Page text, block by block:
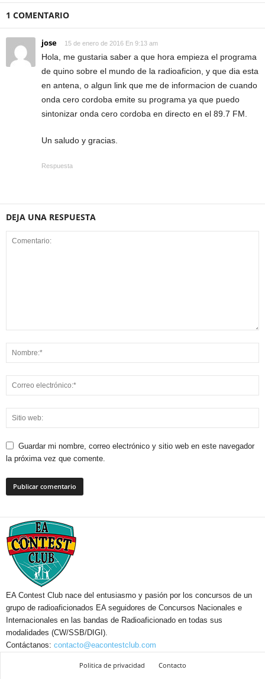
1 COMENTARIO
jose 15 de enero de 2016 En 9:13 am
Hola, me gustaria saber a que hora empieza el programa
de quino sobre el mundo de la radioaficion, y que dia esta
en antena, o algun link que me de informacion de cuando
onda cero cordoba emite su programa ya que puedo
sintonizar onda cero cordoba en directo en el 89.7 FM.
Un saludo y gracias.
Respuesta
DEJA UNA RESPUESTA
Guardar mi nombre, correo electrónico y sitio web en este navegador
la próxima vez que comente.
EA Contest Club nace del entusiasmo y pasión por los concursos de un
grupo de radioaficionados EA seguidores de Concursos Nacionales e
Internacionales en las bandas de Radioaficionado en todas sus
modalidades (CW/SSB/DIGI).
Contáctanos: contacto@eacontestclub.com
Politica de privacidad
Contacto